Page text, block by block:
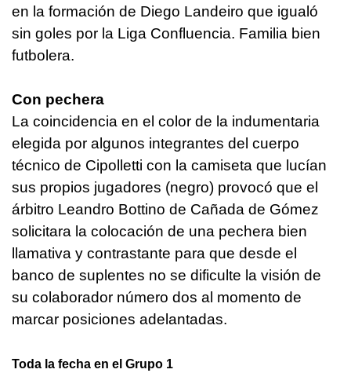
en la formación de Diego Landeiro que igualó
sin goles por la Liga Confluencia. Familia bien
futbolera.
Con pechera
La coincidencia en el color de la indumentaria
elegida por algunos integrantes del cuerpo
técnico de Cipolletti con la camiseta que lucían
sus propios jugadores (negro) provocó que el
árbitro Leandro Bottino de Cañada de Gómez
solicitara la colocación de una pechera bien
llamativa y contrastante para que desde el
banco de suplentes no se dificulte la visión de
su colaborador número dos al momento de
marcar posiciones adelantadas.
Toda la fecha en el Grupo 1